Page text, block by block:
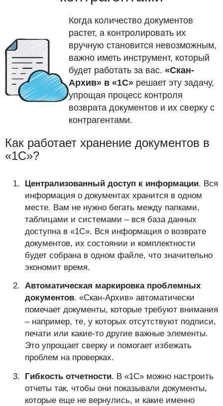
Когда количество документов
растет, а контролировать их
вручную становится невозможным,
важно иметь инструмент, который
будет работать за вас. «Скан-
Архив» в «1С» решает эту задачу,
упрощая процесс контроля
возврата документов и их сверку с
контрагентами.
Как работает хранение документов в
«1С»?
Централизованный доступ к информации. Вся
информация о документах хранится в одном
месте. Вам не нужно бегать между папками,
таблицами и системами – вся база данных
доступна в «1С». Вся информация о возврате
документов, их состоянии и комплектности
будет собрана в одном файле, что значительно
экономит время.
Автоматическая маркировка проблемных
документов. «Скан-Архив» автоматически
помечает документы, которые требуют внимания
– например, те, у которых отсутствуют подписи,
печати или какие-то другие важные элементы.
Это упрощает сверку и помогает избежать
проблем на проверках.
Гибкость отчетности. В «1С» можно настроить
отчеты так, чтобы они показывали документы,
которые еще не вернулись, и какие именно